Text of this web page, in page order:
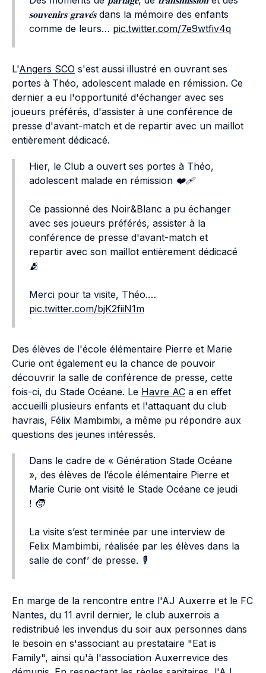
𝐬𝐨𝐮𝐯𝐞𝐧𝐢𝐫𝐬 𝐠𝐫𝐚𝐯𝐞́𝐬 dans la mémoire des enfants
comme de leurs… pic.twitter.com/7e9wtfiv4q
L'Angers SCO s'est aussi illustré en ouvrant ses
portes à Théo, adolescent malade en rémission. Ce
dernier a eu l'opportunité d'échanger avec ses
joueurs préférés, d'assister à une conférence de
presse d'avant-match et de repartir avec un maillot
entièrement dédicacé.
Hier, le Club a ouvert ses portes à Théo,
adolescent malade en rémission ❤️‍🩹
Ce passionné des Noir&Blanc a pu échanger
avec ses joueurs préférés, assister à la
conférence de presse d'avant-match et
repartir avec son maillot entièrement dédicacé
🫂
Merci pour ta visite, Théo.…
pic.twitter.com/bjK2fiiN1m
Des élèves de l'école élémentaire Pierre et Marie
Curie ont également eu la chance de pouvoir
découvrir la salle de conférence de presse, cette
fois-ci, du Stade Océane. Le Havre AC a en effet
accueilli plusieurs enfants et l'attaquant du club
havrais, Félix Mambimbi, a même pu répondre aux
questions des jeunes intéressés.
Dans le cadre de « Génération Stade Océane
», des élèves de l’école élémentaire Pierre et
Marie Curie ont visité le Stade Océane ce jeudi
! 🧒
La visite s’est terminée par une interview de
Felix Mambimbi, réalisée par les élèves dans la
salle de conf’ de presse. 🎙️
En marge de la rencontre entre l'AJ Auxerre et le FC
Nantes, du 11 avril dernier, le club auxerrois a
redistribué les invendus du soir aux personnes dans
le besoin en s'associant au prestataire "Eat is
Family", ainsi qu'à l'association Auxerrevice des